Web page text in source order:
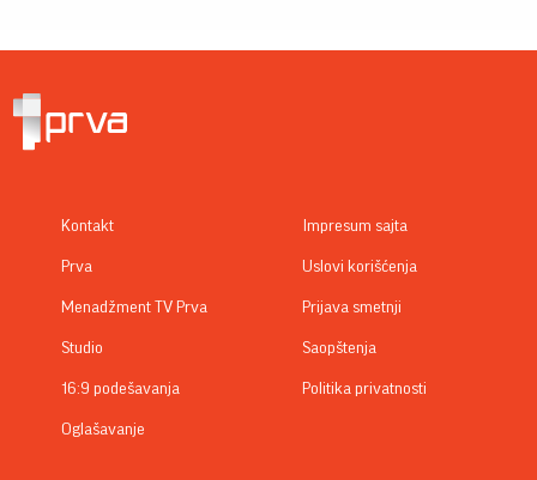
Kontakt
Prva
Menadžment TV Prva
Studio
16:9 podešavanja
Oglašavanje
Impresum sajta
Uslovi korišćenja
Prijava smetnji
Saopštenja
Politika privatnosti